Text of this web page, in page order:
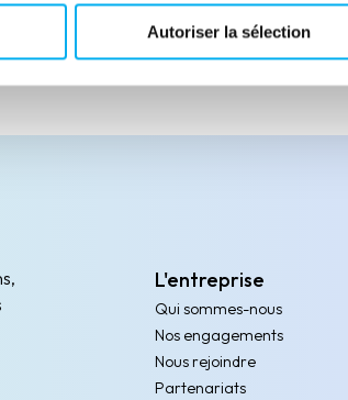
Autoriser la sélection
L'entreprise
Qui sommes-nous
Nos engagements
Nous rejoindre
Partenariats